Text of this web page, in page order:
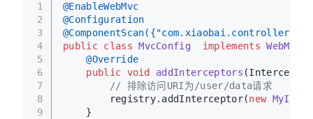
1
2
3
4
5
6
7
8
9
@EnableWebMvc
@Configuration
public class MvcConfig implements
@Override
public void addInterceptors
// 排除访问URI为/user/data请求
        registry.addInterceptor(
new
    }